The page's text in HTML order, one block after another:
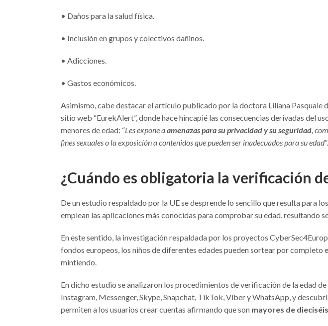
• Daños para la salud física.
• Inclusión en grupos y colectivos dañinos.
• Adicciones.
• Gastos económicos.
Asimismo, cabe destacar el artículo publicado por la doctora Liliana Pasquale
sitio web “EurekAlert”, donde hace hincapié las consecuencias derivadas del
menores de edad: “Les expone aamenazas para su privacidad y su seguridad,
fines sexuales o la exposición a contenidos que pueden ser inadecuados para su edad”.
¿Cuándo es obligatoria la verificación
De un estudio respaldado por la UE se desprende lo sencillo que resulta para
emplean las aplicaciones más conocidas para comprobar su edad, resultando
En este sentido, la investigación respaldada por los proyectos
fondos europeos, los niños de diferentes edades pueden sortear por completo
mintiendo.
En dicho estudio se analizaron los procedimientos de verificación de la edad
Instagram, Messenger, Skype, Snapchat, TikTok, Viber y WhatsApp, y
permiten a los usuarios crear cuentas afirmando que son mayores de